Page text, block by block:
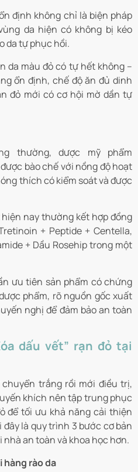
định không chỉ là biện pháp
da hiện có không bị kéo
da tự phục hồi.
da màu đỏ có tự hết không –
ổn định, chế độ ăn đủ dinh
đỏ mới có cơ hội mờ dần tự
thường, dược mỹ phẩm
bào chế với nồng độ hoạt
thích có kiểm soát và được
nay thường kết hợp đồng
+ Peptide + Centella,
+ Dầu Rosehip trong một
ưu tiên sản phẩm có chứng
phẩm, rõ nguồn gốc xuất
nghị để đảm bảo an toàn
dấu vết” rạn đỏ tại
trắng rồi mới điều trị,
khích nên tập trung phục
để tối ưu khả năng cải thiện
là quy trình 3 bước cơ bản
an toàn và khoa học hơn.
hàng rào da